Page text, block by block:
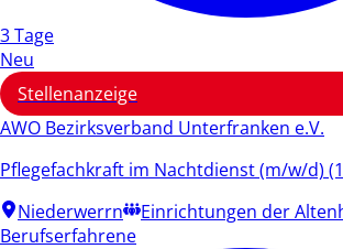
3 Tage
Neu
Stellenanzeige
AWO Bezirksverband Unterfranken e.V.
Pflegefachkraft im Nachtdienst (m/w/d)
Niederwerrn
Einrichtungen der
Berufserfahrene